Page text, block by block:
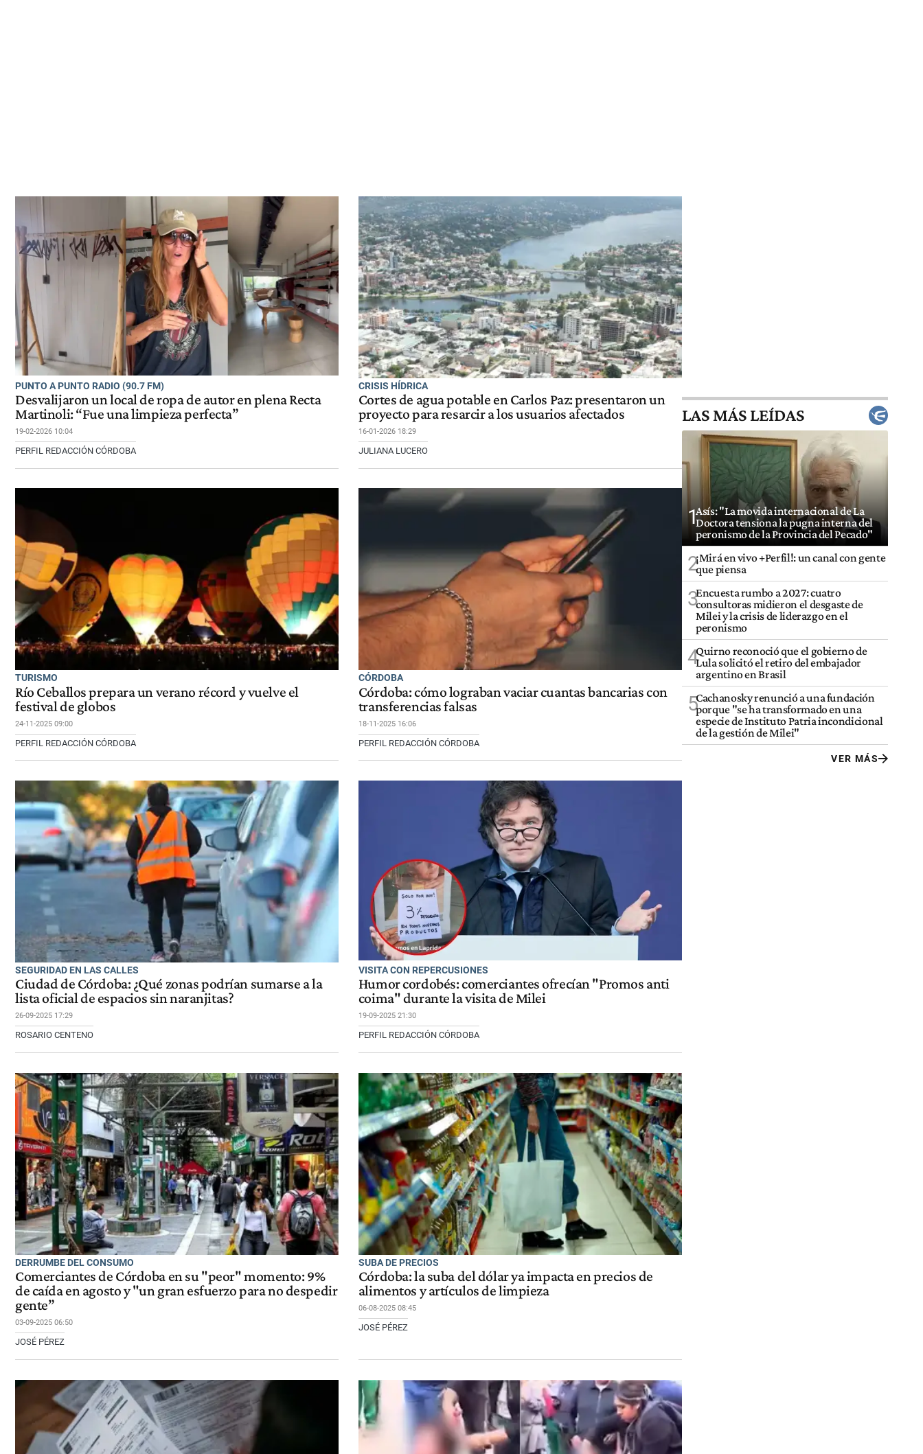
PUNTO A PUNTO RADIO (90.7 FM)
Desvalijaron un local de ropa de autor en plena Recta
Martinoli: “Fue una limpieza perfecta”
19-02-2026 10:04
PERFIL REDACCIÓN CÓRDOBA
CRISIS HÍDRICA
Cortes de agua potable en Carlos Paz: presentaron un
proyecto para resarcir a los usuarios afectados
16-01-2026 18:29
JULIANA LUCERO
TURISMO
Río Ceballos prepara un verano récord y vuelve el
festival de globos
24-11-2025 09:00
PERFIL REDACCIÓN CÓRDOBA
CÓRDOBA
Córdoba: cómo lograban vaciar cuantas bancarias con
transferencias falsas
18-11-2025 16:06
PERFIL REDACCIÓN CÓRDOBA
SEGURIDAD EN LAS CALLES
Ciudad de Córdoba: ¿Qué zonas podrían sumarse a la
lista oficial de espacios sin naranjitas?
26-09-2025 17:29
ROSARIO CENTENO
VISITA CON REPERCUSIONES
Humor cordobés: comerciantes ofrecían "Promos anti
coima" durante la visita de Milei
19-09-2025 21:30
PERFIL REDACCIÓN CÓRDOBA
DERRUMBE DEL CONSUMO
Comerciantes de Córdoba en su "peor" momento: 9%
de caída en agosto y "un gran esfuerzo para no despedir
gente”
03-09-2025 06:50
JOSÉ PÉREZ
SUBA DE PRECIOS
Córdoba: la suba del dólar ya impacta en precios de
alimentos y artículos de limpieza
06-08-2025 08:45
JOSÉ PÉREZ
LAS MÁS LEÍDAS
1Asís: "La movida internacional de La
Doctora tensiona la pugna interna del
peronismo de la Provincia del Pecado"
2¡Mirá en vivo +Perfil!: un canal con gente
que piensa
3Encuesta rumbo a 2027: cuatro
consultoras midieron el desgaste de
Milei y la crisis de liderazgo en el
peronismo
4Quirno reconoció que el gobierno de
Lula solicitó el retiro del embajador
argentino en Brasil
5Cachanosky renunció a una fundación
porque "se ha transformado en una
especie de Instituto Patria incondicional
de la gestión de Milei"
VER MÁS